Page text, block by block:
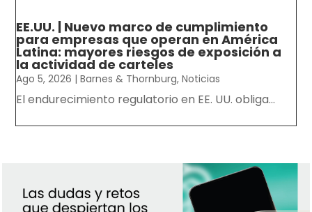
EE.UU. | Nuevo marco de cumplimiento
para empresas que operan en América
Latina: mayores riesgos de exposición a
la actividad de carteles
Ago 5, 2026 |Barnes & Thornburg,Noticias
El endurecimiento regulatorio en EE. UU. obliga...